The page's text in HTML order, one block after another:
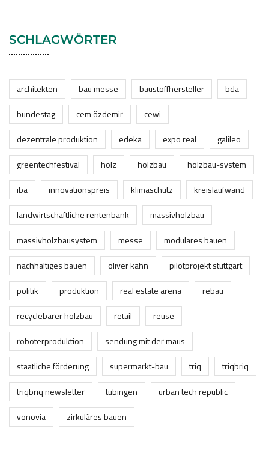
SCHLAGWÖRTER
architekten bau messe baustoffhersteller
bda
bundestag
cem özdemir
cewi
dezentrale produktion
edeka expo real
galileo
greentechfestival
holz holzbau
holzbau-system
iba
innovationspreis klimaschutz
kreislaufwand
landwirtschaftliche rentenbank
massivholzbau
massivholzbausystem
messe
modulares bauen
nachhaltiges bauen
oliver kahn
pilotprojekt stuttgart
politik
produktion real estate arena
rebau
recyclebarer holzbau
retail
reuse
roboterproduktion
sendung mit der maus
staatliche förderung
supermarkt-bau triq
triqbriq
triqbriq newsletter
tübingen
urban tech republic
vonovia
zirkuläres bauen